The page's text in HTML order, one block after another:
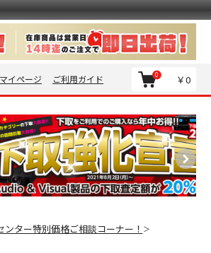
マイページ ご利用ガイド ￥0
0
ター特別価格ご相談コーナー！ ＞